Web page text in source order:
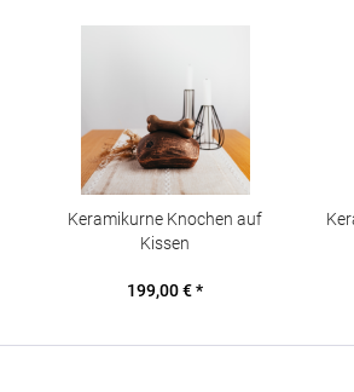
Keramikurne Knochen auf
Kissen
199,00 € *